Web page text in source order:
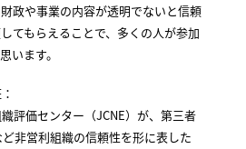
政や事業の内容が透明でないと信頼
てもらえることで、多くの人が参加
います。
評価センター（JCNE）が、第三者
非営利組織の信頼性を形に表した